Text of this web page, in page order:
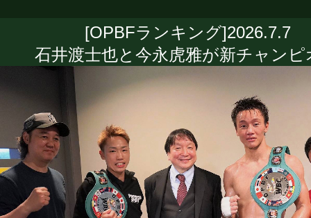
[OPBFランキング]2026.7.7
石井渡士也と今永虎雅が新チャンピ